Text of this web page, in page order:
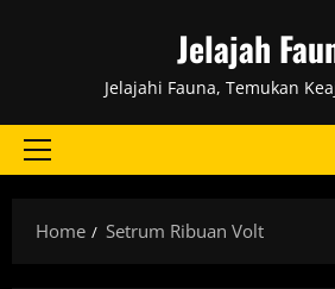
Jelajah
Jelajahi Fauna, Temukan
Primary
Home
Setrum Ribuan Volt